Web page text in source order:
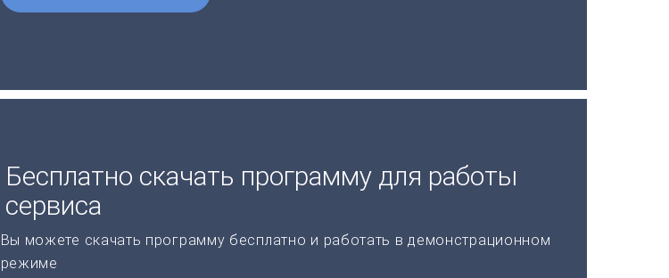
Бесплатно скачать программу для работы
сервиса
Вы можете скачать программу бесплатно и работать в демонстрационном
режиме